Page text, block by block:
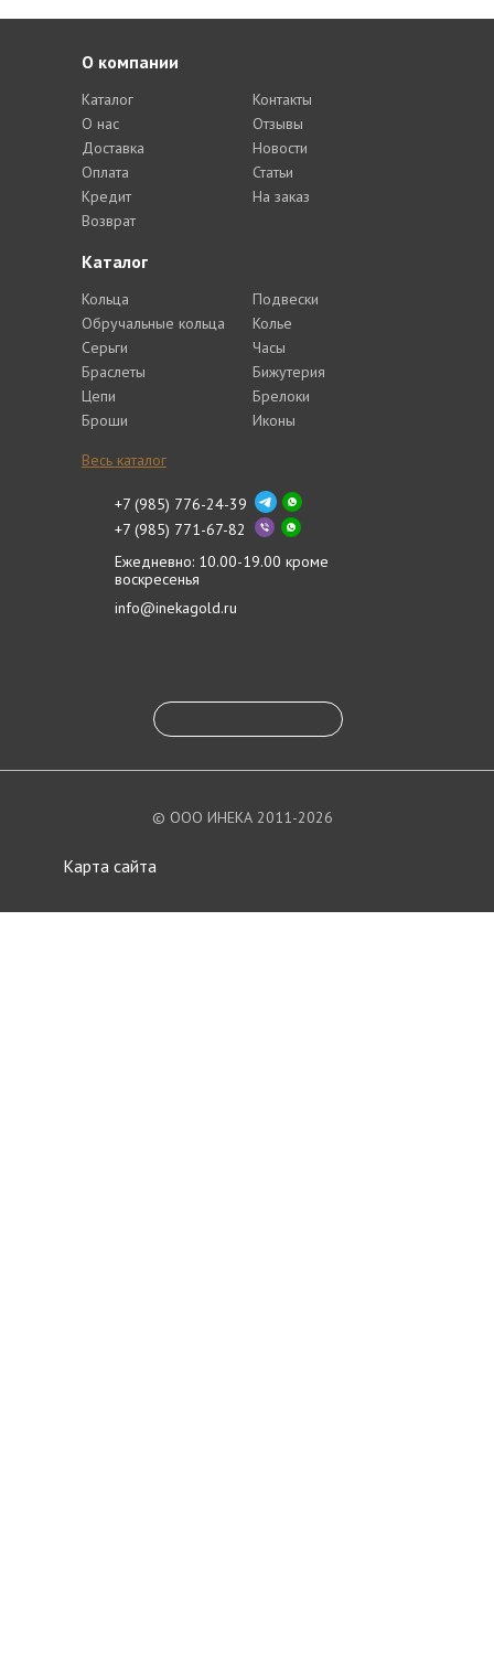
Каталог
Кольца
Обручальные кольца
Серьги
Браслеты
Цепи
Броши
Подвески
Колье
Часы
Бижутерия
Брелоки
Иконы
Весь каталог
О компании
Каталог
О нас
Доставка
Оплата
Кредит
Возврат
Контакты
Отзывы
Новости
Статьи
На заказ
+7 (985) 776-24-39
+7 (985) 771-67-82
Ежедневно: 10.00-19.00 кроме
воскресенья
info@inekagold.ru
© ООО ИНЕКА 2011-2026
Карта сайта